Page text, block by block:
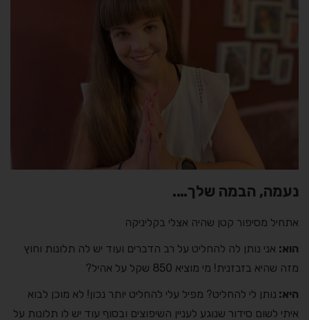
נעמה, הבמה שלך….
אתחיל מסיפור קטן שהיה אצלי בקליניקה
הוא: אני נותן לה להחליט על רב הדברים ועוד יש לה תלונות וחוץ
מזה שהיא בזבזנית! מי מוציא 850 שקל על אהיל?
היא: נותן לי להחליט? מפיל עלי להחליט יותר נכון! לא מוכן לבוא
איתי לשום סידור שנוגע לעניין השיפוצים ובסוף עוד יש לו תלונות על